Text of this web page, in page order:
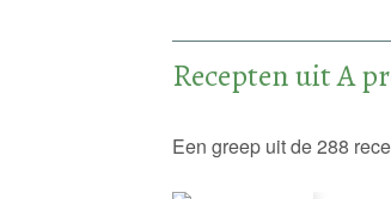
Recepten uit A
Een greep uit de 288